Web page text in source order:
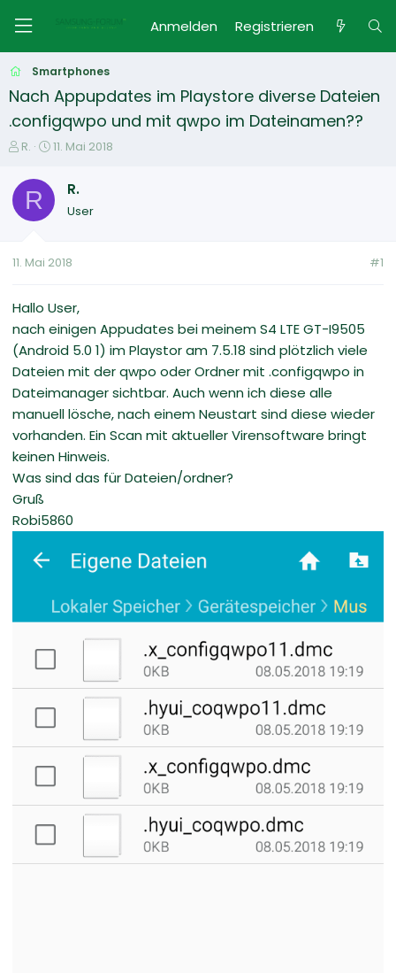
Anmelden Registrieren
Smartphones
Nach Appupdates im Playstore diverse Dateien
.configqwpo und mit qwpo im Dateinamen??
E
s
e
e
R.
E
t
t
m
11. Mai 2018
R R.
User
11. Mai 2018 #1
Hallo User,
nach einigen Appudates bei meinem S4 LTE GT-I9505
(Android 5.0 1) im Playstor am 7.5.18 sind plötzlich viele
Dateien mit der qwpo oder Ordner mit .configqwpo in
Dateimanager sichtbar. Auch wenn ich diese alle
manuell lösche, nach einem Neustart sind diese wieder
vorhanden. Ein Scan mit aktueller Virensoftware bringt
keinen Hinweis.
Was sind das für Dateien/ordner?
Gruß
Robi5860